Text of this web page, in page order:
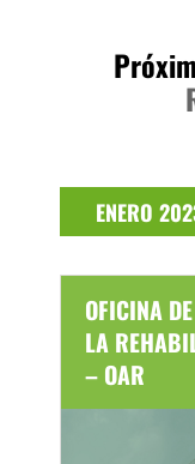
ENERO
OFICINA
LA
– OAR